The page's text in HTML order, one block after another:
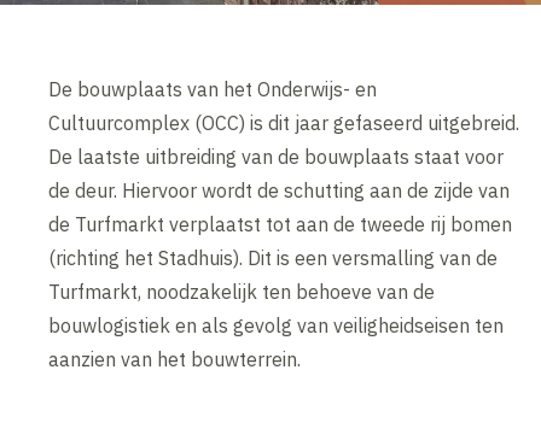
De bouwplaats van het Onderwijs- en
Cultuurcomplex (OCC) is dit jaar gefaseerd uitgebreid.
De laatste uitbreiding van de bouwplaats staat voor
de deur. Hiervoor wordt de schutting aan de zijde van
de Turfmarkt verplaatst tot aan de tweede rij bomen
(richting het Stadhuis). Dit is een versmalling van de
Turfmarkt, noodzakelijk ten behoeve van de
bouwlogistiek en als gevolg van veiligheidseisen ten
aanzien van het bouwterrein.